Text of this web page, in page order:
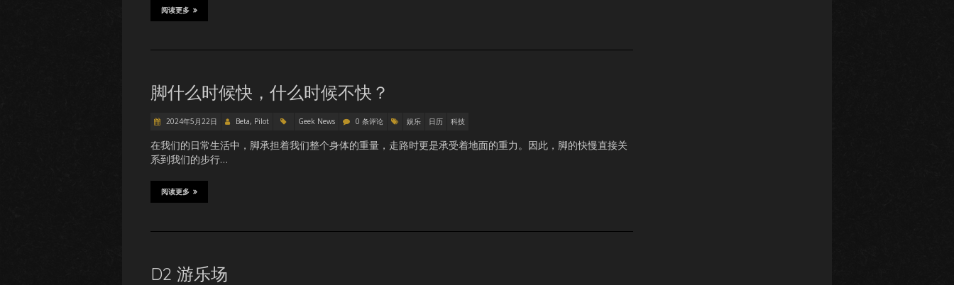
阅读更多
脚什么时候快，什么时候不快？
2024年5月22日 Beta, Pilot Geek News 0 条评论 娱乐 日历 科技
在我们的日常生活中，脚承担着我们整个身体的重量，走路时更是承受着地面的重力。因此，脚的快慢直接关
系到我们的步行…
阅读更多
D2 游乐场